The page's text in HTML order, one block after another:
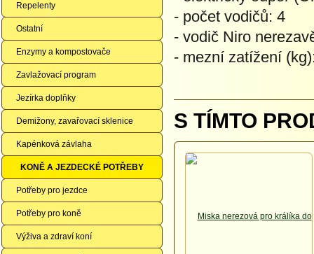
Repelenty
Ostatní
Enzymy a kompostovače
Zavlažovací program
Jezírka doplňky
Demižony, zavařovací sklenice
Kapénková závlaha
KONĚ A JEZDECKÉ POTŘEBY
Potřeby pro jezdce
Potřeby pro koně
Výživa a zdraví koní
- počet vodičů: 4
- vodič Niro
- mezní zatížení
S TÍMTO